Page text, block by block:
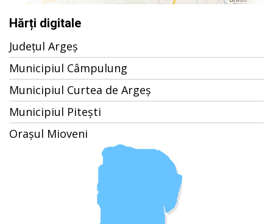
Hărți digitale
Județul Argeș
Municipiul Câmpulung
Municipiul Curtea de Argeș
Municipiul Pitești
Orașul Mioveni